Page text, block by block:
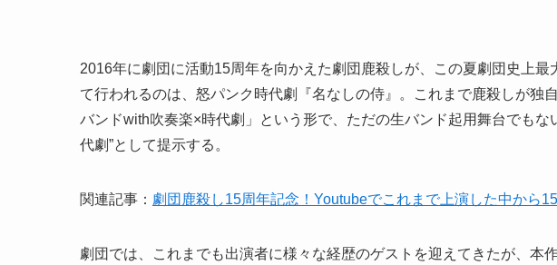
2016年に劇団に活動15周年を向かえた劇団鹿殺しが、この夏劇団史上
て行われるのは、怒パンク時代劇『名なしの侍』。これまで鹿殺しが独
バンドwith吹奏楽×時代劇」という形で、ただの生バンド起用舞台でもな
代劇”として提示する。
関連記事： 劇団鹿殺し15周年記念！Youtubeでこれまで上演した中から
劇団では、これまでも出演者に様々な経歴のゲストを迎えてきたが、本